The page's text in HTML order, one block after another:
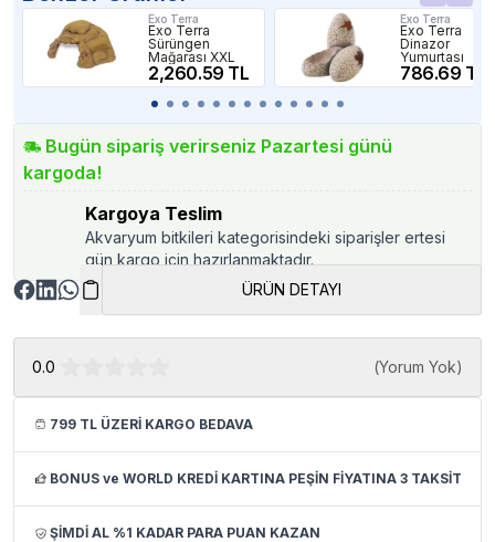
Exo Terra
Exo Terra
Sürüngen
Mağarası XXL
2,260.59 TL
Exo Terra
Exo Terra
Dinazor
Yumurtası
786.69 TL
Bugün sipariş verirseniz Pazartesi günü
kargoda!
Kargoya Teslim
Akvaryum bitkileri kategorisindeki siparişler ertesi
gün kargo için hazırlanmaktadır.
ÜRÜN DETAYI
0.0 (Yorum Yok)
799 TL ÜZERİ KARGO BEDAVA
BONUS ve WORLD KREDİ KARTINA PEŞİN FİYATINA 3 TAKSİT
ŞİMDİ AL %1 KADAR PARA PUAN KAZAN